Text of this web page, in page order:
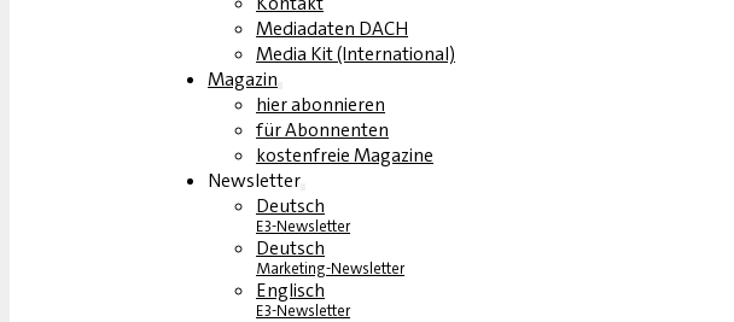
Mediadaten DACH
Media Kit (International)
Magazin
hier abonnieren
für Abonnenten
kostenfreie Magazine
Newsletter
Deutsch
E3-Newsletter
Deutsch
Marketing-Newsletter
Englisch
E3-Newsletter